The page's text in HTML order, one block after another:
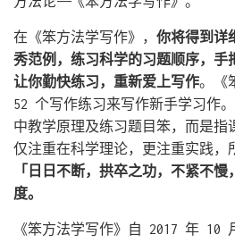
在《笨方法学写作》， 你将得到详
秀范例，练习科学的习题顺序，手
让你勤快练习，重新爱上写作。《
52 个写作练习来写作新手学习作
中教学原理及练习题目笨，而是指
仅注重在科学理论，更注重实践，
「日日不断，拱卒之功，不紧不
度。
《笨方法学写作》自 2017 年 10